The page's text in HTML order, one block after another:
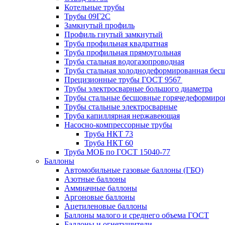
Котельные трубы
Трубы 09Г2С
Замкнутый профиль
Профиль гнутый замкнутый
Труба профильная квадратная
Труба профильная прямоугольная
Труба стальная водогазопроводная
Труба стальная холоднодеформированная
Прецизионные трубы ГОСТ 9567
Трубы электросварные большого диаметра
Трубы стальные бесшовные
Трубы стальные электросварные
Труба капиллярная нержавеющая
Насосно-компрессорные трубы
Труба НКТ 73
Труба НКТ 60
Труба МОБ по ГОСТ 15040-77
Баллоны
Автомобильные газовые баллоны (ГБО)
Азотные баллоны
Аммиачные баллоны
Аргоновые баллоны
Ацетиленовые баллоны
Баллоны малого и среднего объема ГОСТ